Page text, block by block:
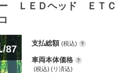
ＬＥＤヘッド ＥＴ
/87
支払総額 (税込)
車両本体価格
(税込) (リ済込)